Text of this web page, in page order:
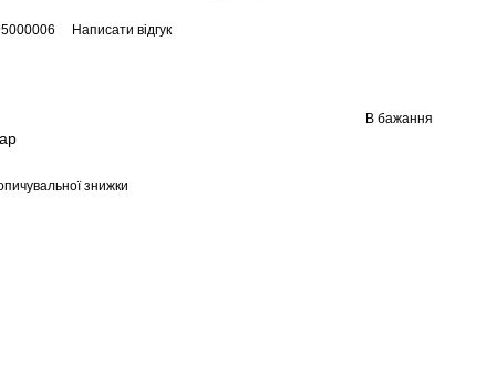
Написати відгук
В бажання
знижки